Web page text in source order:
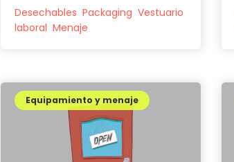
Desechables Packaging Vestuario
laboral Menaje
Equipamiento y menaje